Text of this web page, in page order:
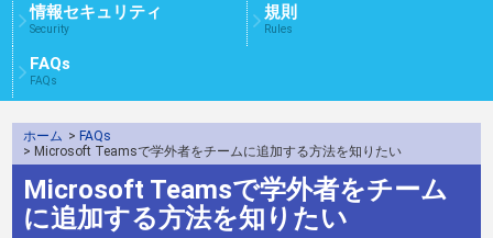
情報セキュリティ
Security
規則
Rules
FAQs
FAQs
ホーム >FAQs
> Microsoft Teamsで学外者をチームに追加する方法を知りたい
Microsoft Teamsで学外者をチーム
に追加する方法を知りたい